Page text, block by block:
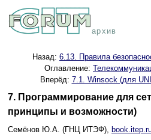
архив
Назад: 6.13. Правила
Оглавление:
Вперёд: 7.1. Winsock (для
7. Программирование для
принципы и возможности)
Семёнов Ю.А. (ГНЦ ИТЭФ),